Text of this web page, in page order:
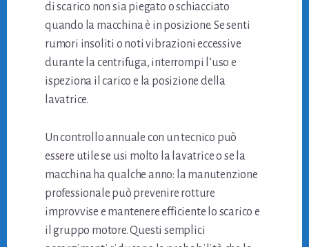
di scarico non sia piegato o schiacciato
quando la macchina è in posizione. Se senti
rumori insoliti o noti vibrazioni eccessive
durante la centrifuga, interrompi l’uso e
ispeziona il carico e la posizione della
lavatrice.
Un controllo annuale con un tecnico può
essere utile se usi molto la lavatrice o se la
macchina ha qualche anno: la manutenzione
professionale può prevenire rotture
improvvise e mantenere efficiente lo scarico e
il gruppo motore. Questi semplici